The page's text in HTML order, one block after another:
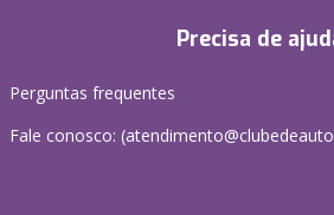
Precisa de
Perguntas frequentes
Fale conosco: